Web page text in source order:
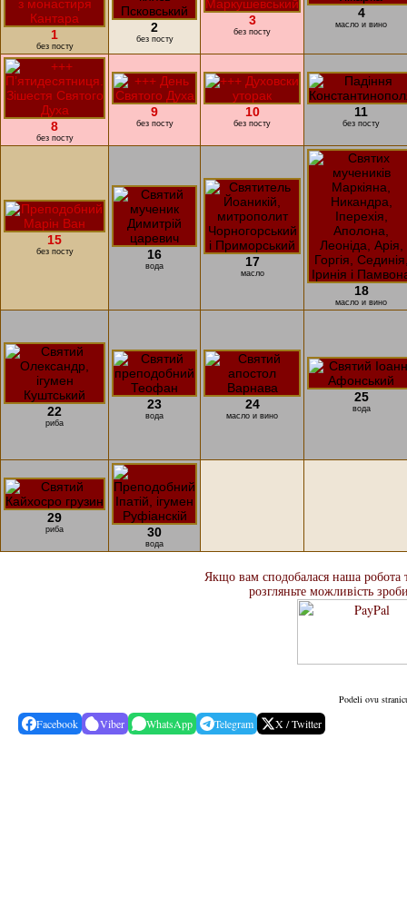
1
без посту
2
без посту
3
без посту
4
масло и вино
8
без посту
9
без посту
10
без посту
11
без посту
15
без посту 16
вода 17
масло
18
масло и вино
22
риба
23
вода
24
масло и вино
25
вода
29
риба 30
вода
Якщо вам сподобалася наша робота
розгляньте можливість
Podeli ovu
Facebook Viber WhatsApp Telegram X / Twitter